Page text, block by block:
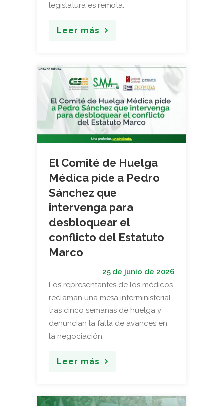
legislatura es remota.
Leer más
El Comité de Huelga
Médica pide a Pedro
Sánchez que
intervenga para
desbloquear el
conflicto del Estatuto
Marco
25 de junio de 2026
Los representantes de los médicos
reclaman una mesa interministerial
tras cinco semanas de huelga y
denuncian la falta de avances en
la negociación.
Leer más